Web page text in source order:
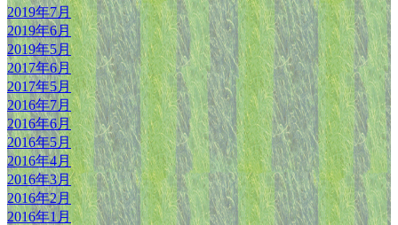
2019年7月
2019年6月
2019年5月
2017年6月
2017年5月
2016年7月
2016年6月
2016年5月
2016年4月
2016年3月
2016年2月
2016年1月